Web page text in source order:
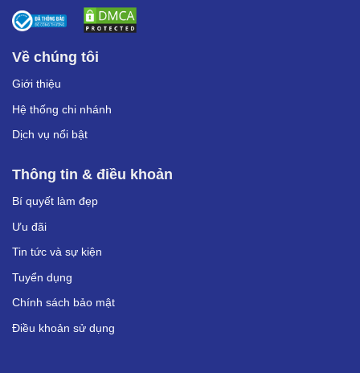
Về chúng tôi
Giới thiệu
Hệ thống chi nhánh
Dịch vụ nổi bật
Thông tin & điều khoản
Bí quyết làm đẹp
Ưu đãi
Tin tức và sự kiện
Tuyển dụng
Chính sách bảo mật
Điều khoản sử dụng